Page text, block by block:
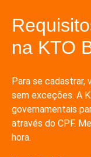
na KTO
Para se cadastrar,
sem exceções. A
governamentais
através do CPF.
hora.